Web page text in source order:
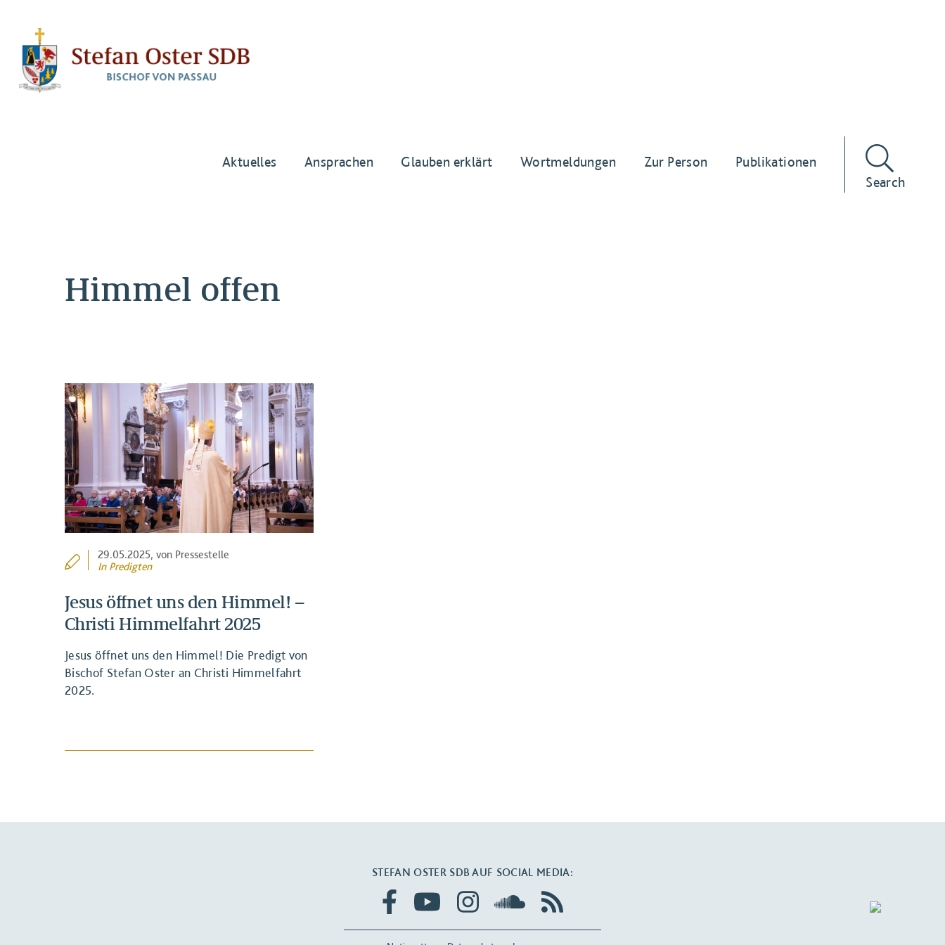
Aktuelles Ansprachen Glauben erklärt Wortmeldungen Zur Person
Publikationen
Search
Himmel offen
29.05.2025, von Pressestelle
In Predigten
Jesus öffnet uns den Himmel! –
Christi Himmelfahrt 2025
Jesus öffnet uns den Himmel! Die Predigt von
Bischof Stefan Oster an Christi Himmelfahrt
2025.
STEFAN OSTER SDB AUF SOCIAL MEDIA: